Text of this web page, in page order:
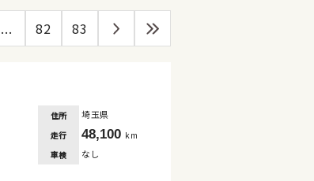
... 82 83
住所 埼玉県
走行 48,100 km
車検 なし